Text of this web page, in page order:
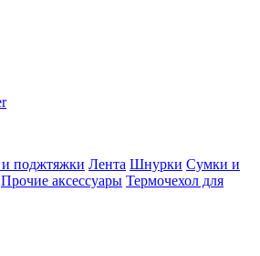
поджтяжки Лента Шнурки Сумки и
Прочие аксессуары Термочехол для